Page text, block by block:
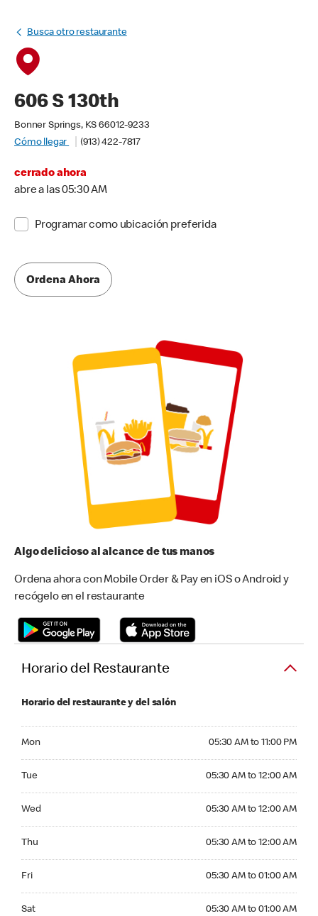
Busca otro restaurante
606 S 130th
Bonner Springs, KS 66012-9233
Cómo llegar
(913) 422-7817
cerrado ahora
abre a las 05:30 AM
Programar como ubicación preferida
Ordena Ahora
Algo delicioso al alcance de tus manos
Ordena ahora con Mobile Order & Pay en iOS o Android y
recógelo en el restaurante
Horario del Restaurante
Horario del restaurante y del salón
Mon 05:30 AM to 11:00 PM
Tue 05:30 AM to 12:00 AM
Wed 05:30 AM to 12:00 AM
Thu 05:30 AM to 12:00 AM
Fri 05:30 AM to 01:00 AM
Sat 05:30 AM to 01:00 AM